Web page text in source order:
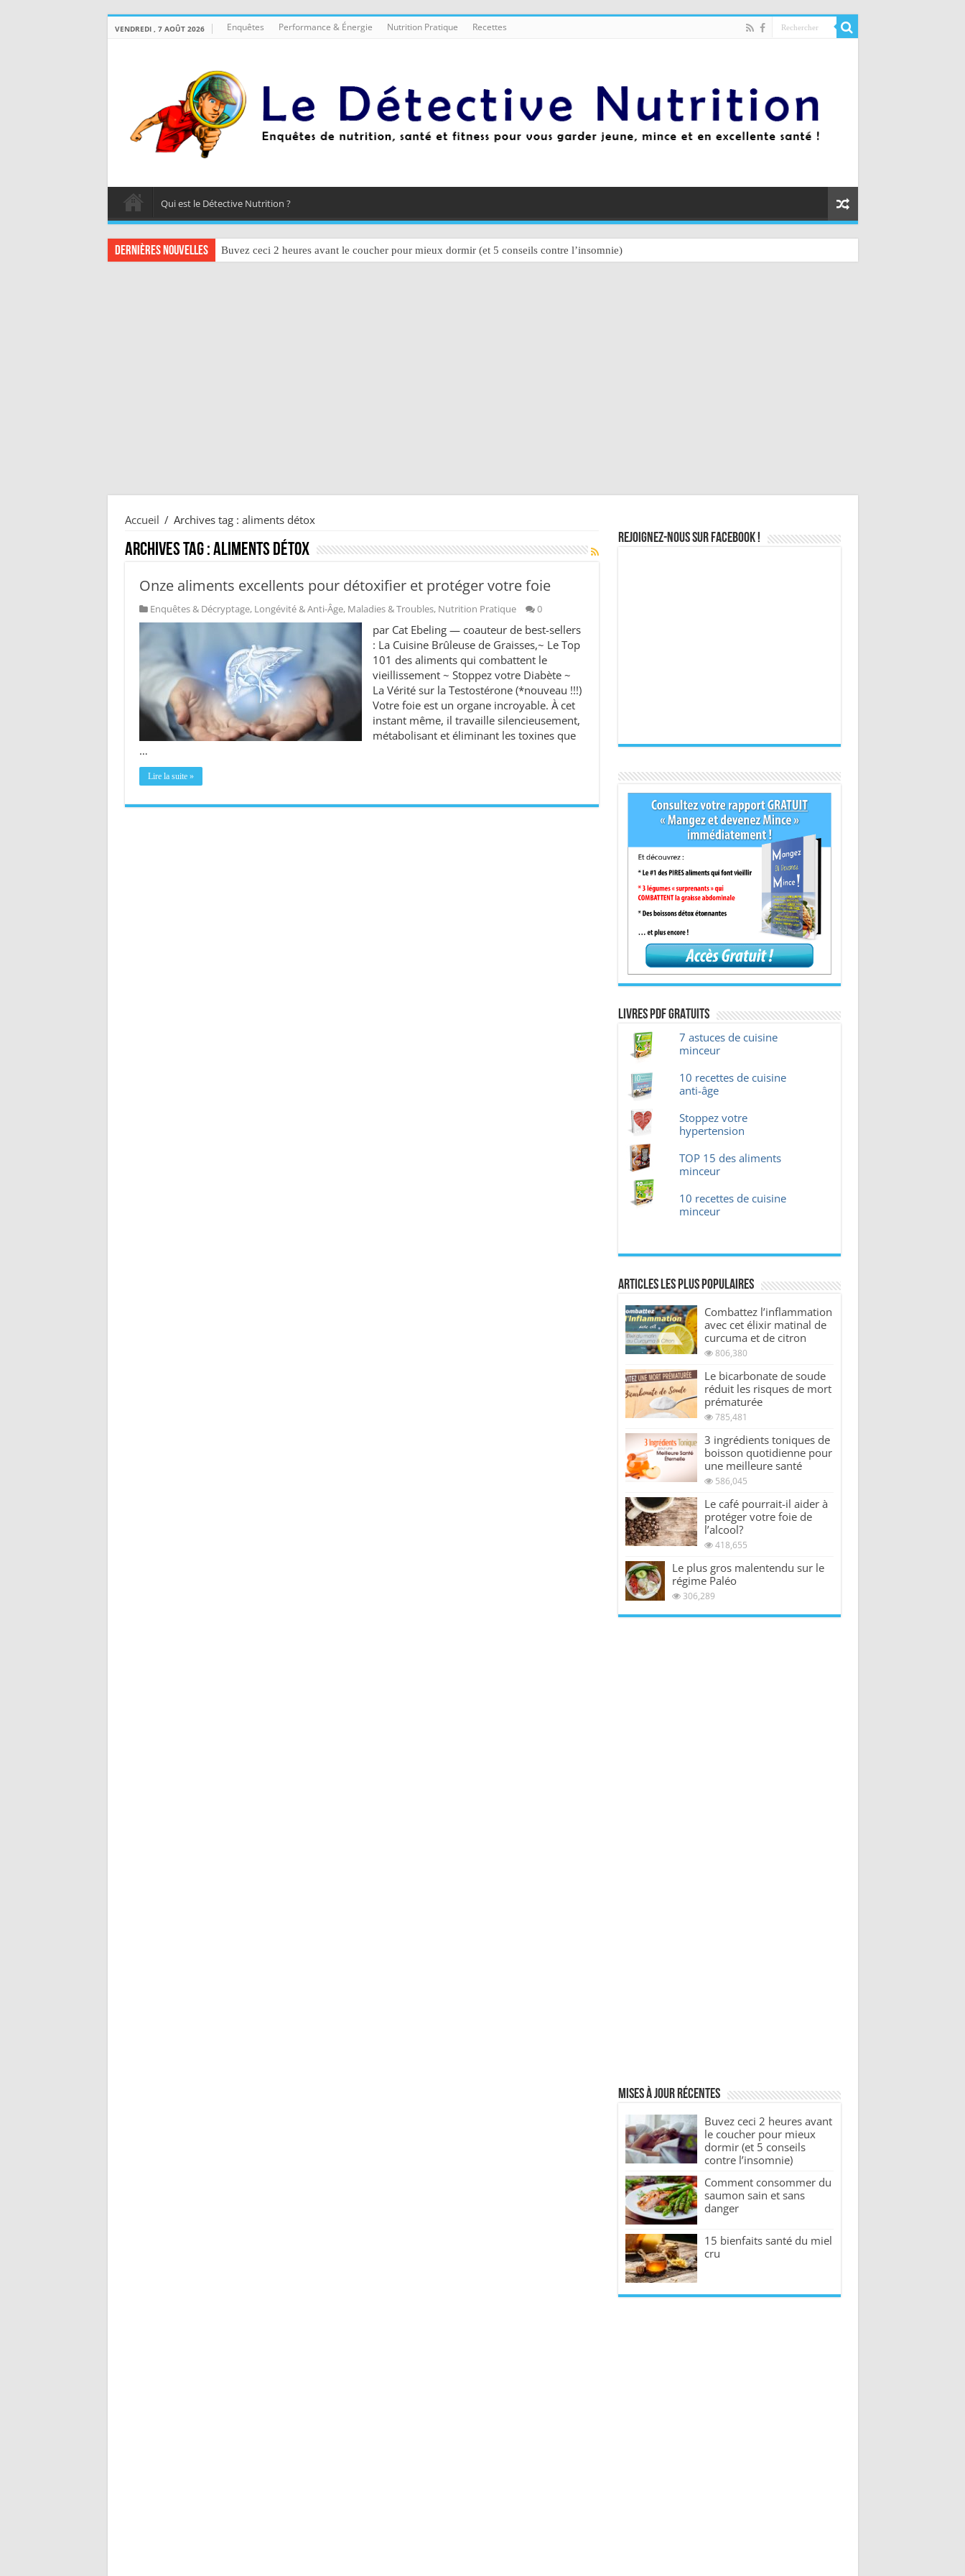
VENDREDI , 7 AOÛT 2026 Enquêtes Performance & Énergie Nutrition Pratique Recettes
Qui est le Détective Nutrition ?
Dernières nouvelles Buvez ceci 2 heures avant le coucher pour mieux dormir (et 5 conseils contre l’insomnie)
Accueil / Archives tag : aliments détox
Archives tag :aliments détox
Onze aliments excellents pour détoxifier et protéger votre foie
Enquêtes & Décryptage, Longévité & Anti-Âge, Maladies & Troubles, Nutrition Pratique 0
par Cat Ebeling — coauteur de best-sellers
: La Cuisine Brûleuse de Graisses,~ Le Top
101 des aliments qui combattent le
vieillissement ~ Stoppez votre Diabète ~
La Vérité sur la Testostérone (*nouveau !!!)
Votre foie est un organe incroyable. À cet
instant même, il travaille silencieusement,
métabolisant et éliminant les toxines que
…
Lire la suite »
Rejoignez-nous sur Facebook !
Livres pdf GRATUITS
7 astuces de cuisine
minceur
10 recettes de cuisine
anti-âge
Stoppez votre
hypertension
TOP 15 des aliments
minceur
10 recettes de cuisine
minceur
Articles les plus Populaires
Combattez l’inflammation
avec cet élixir matinal de
curcuma et de citron
806,380
Le bicarbonate de soude
réduit les risques de mort
prématurée
785,481
3 ingrédients toniques de
boisson quotidienne pour
une meilleure santé
586,045
Le café pourrait-il aider à
protéger votre foie de
l’alcool?
418,655
Le plus gros malentendu sur le
régime Paléo
306,289
Mises à jour récentes
Buvez ceci 2 heures avant
le coucher pour mieux
dormir (et 5 conseils
contre l’insomnie)
Comment consommer du
saumon sain et sans
danger
15 bienfaits santé du miel
cru